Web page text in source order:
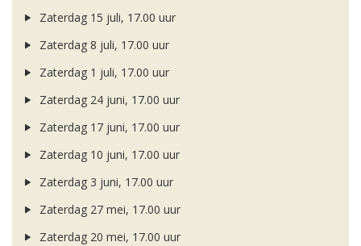
Zaterdag 15 juli, 17.00 uur
Zaterdag 8 juli, 17.00 uur
Zaterdag 1 juli, 17.00 uur
Zaterdag 24 juni, 17.00 uur
Zaterdag 17 juni, 17.00 uur
Zaterdag 10 juni, 17.00 uur
Zaterdag 3 juni, 17.00 uur
Zaterdag 27 mei, 17.00 uur
Zaterdag 20 mei, 17.00 uur